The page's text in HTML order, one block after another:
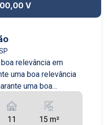
V
relevância em
uma boa relevância
uma boa
garante uma
11 15 m²